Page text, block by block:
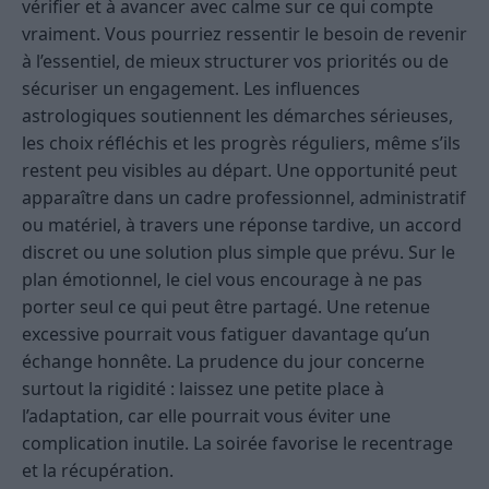
vérifier et à avancer avec calme sur ce qui compte
vraiment. Vous pourriez ressentir le besoin de revenir
à l’essentiel, de mieux structurer vos priorités ou de
sécuriser un engagement. Les influences
astrologiques soutiennent les démarches sérieuses,
les choix réfléchis et les progrès réguliers, même s’ils
restent peu visibles au départ. Une opportunité peut
apparaître dans un cadre professionnel, administratif
ou matériel, à travers une réponse tardive, un accord
discret ou une solution plus simple que prévu. Sur le
plan émotionnel, le ciel vous encourage à ne pas
porter seul ce qui peut être partagé. Une retenue
excessive pourrait vous fatiguer davantage qu’un
échange honnête. La prudence du jour concerne
surtout la rigidité : laissez une petite place à
l’adaptation, car elle pourrait vous éviter une
complication inutile. La soirée favorise le recentrage
et la récupération.